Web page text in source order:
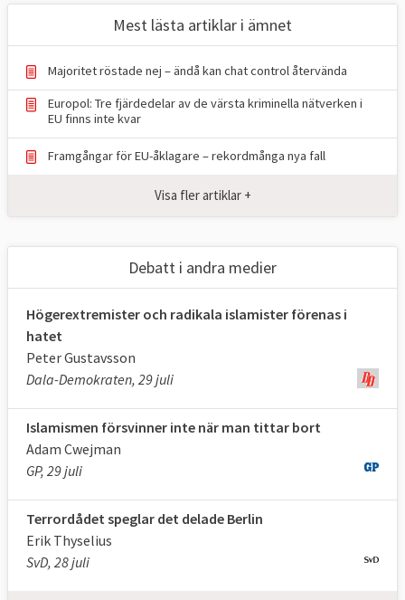
Mest lästa artiklar i ämnet
Majoritet röstade nej – ändå kan chat control återvända
Europol: Tre fjärdedelar av de värsta kriminella nätverken i
EU finns inte kvar
Framgångar för EU-åklagare – rekordmånga nya fall
Visa fler artiklar +
Debatt i andra medier
Högerextremister och radikala islamister förenas i
hatet
Peter Gustavsson
Dala-Demokraten, 29 juli
Islamismen försvinner inte när man tittar bort
Adam Cwejman
GP, 29 juli
Terrordådet speglar det delade Berlin
Erik Thyselius
SvD, 28 juli